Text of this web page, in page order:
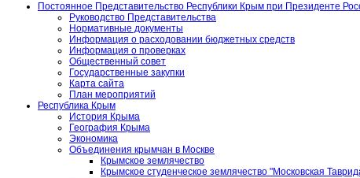
Постоянное Представительство Республики Крым при Президенте
Руководство Представительства
Нормативные документы
Информация о расходовании бюджетных средств
Информация о проверках
Общественный совет
Государственные закупки
Карта сайта
План мероприятий
Республика Крым
История Крыма
География Крыма
Экономика
Объединения крымчан в Москве
Крымское землячество
Крымское студенческое землячество "Московская